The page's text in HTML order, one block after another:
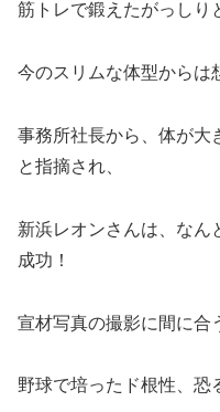
筋トレで鍛えたがっしり
今のスリムな体型からは
事務所社長から、体が大
と指摘され、
新浜レオンさんは、なん
成功！
宣材写真の撮影に間に合
野球で培ったド根性、恐